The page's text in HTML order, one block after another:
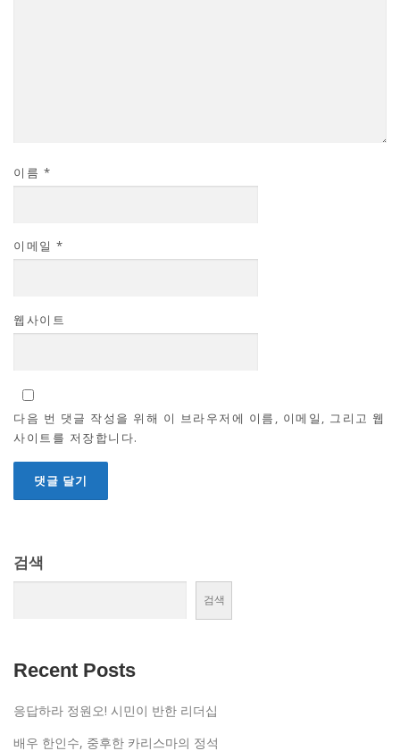
이름 *
이메일 *
웹사이트
다음 번 댓글 작성을 위해 이 브라우저에 이름, 이메일, 그리고 웹
사이트를 저장합니다.
검색
검색
Recent Posts
응답하라 정원오! 시민이 반한 리더십
배우 한인수, 중후한 카리스마의 정석